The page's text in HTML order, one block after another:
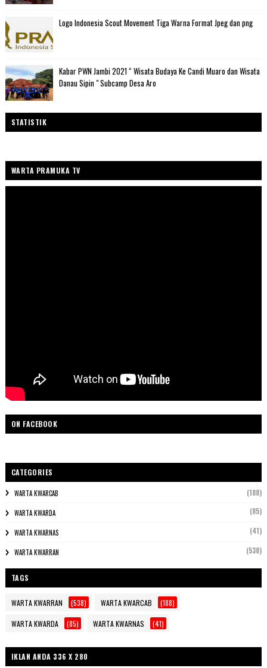
Logo Indonesia Scout Movement Tiga Warna Format Jpeg dan png
Kabar PWN Jambi 2021 “ Wisata Budaya Ke Candi Muaro dan Wisata
Danau Sipin " Subcamp Desa Aro
STATISTIK
WARTA PRAMUKA TV
ON FACEBOOK
CATEGORIES
WARTA KWARCAB (188)
WARTA KWARDA (85)
WARTA KWARNAS (41)
WARTA KWARRAN (538)
TAGS
WARTA KWARRAN (538) WARTA KWARCAB (188)
WARTA KWARDA (85) WARTA KWARNAS (41)
IKLAN ANDA 336 X 280